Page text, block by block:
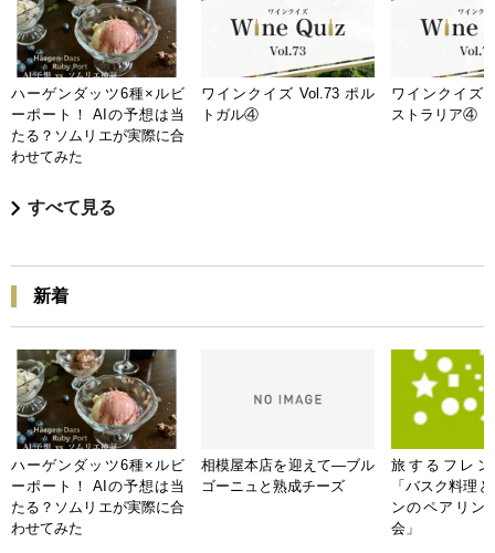
ハーゲンダッツ6種×ルビ
ーポート！ AIの予想は当
たる？ソムリエが実際に合
わせてみた
ワインクイズ Vol.73 ポル
トガル④
ワインクイズ
ストラリア④
すべて見る
新着
ハーゲンダッツ6種×ルビ
ーポート！ AIの予想は当
たる？ソムリエが実際に合
わせてみた
相模屋本店を迎えて―ブル
ゴーニュと熟成チーズ
旅するフレン
「バスク料理
ンのペアリン
会」